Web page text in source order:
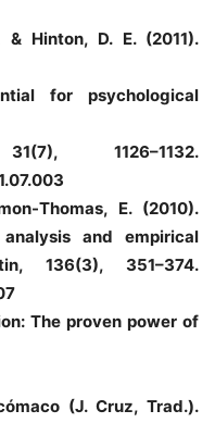
& Hinton, D. E. (2011).
for psychological
1126–1132.
Thomas, E. (2010).
and empirical
136(3), 351–374.
The proven power of
(J. Cruz, Trad.).